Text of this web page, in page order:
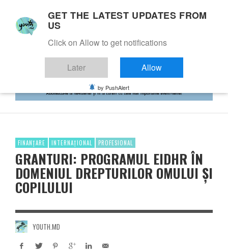
FINANȚARE INTERNAȚIONAL PROFESIONAL
GRANTURI: PROGRAMUL EIDHR ÎN
DOMENIUL DREPTURILOR OMULUI ȘI
COPILULUI
YOUTH.MD
GET THE LATEST UPDATES FROM
US
Click on Allow to get notifications
Later Allow
by PushAlert